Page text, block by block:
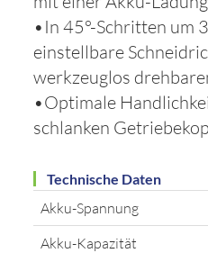
•In 45°-Schritten um
einstellbare
werkzeuglos
•Optimale
schlanken
Technische Daten
Akku-Spannung
Akku-Kapazität